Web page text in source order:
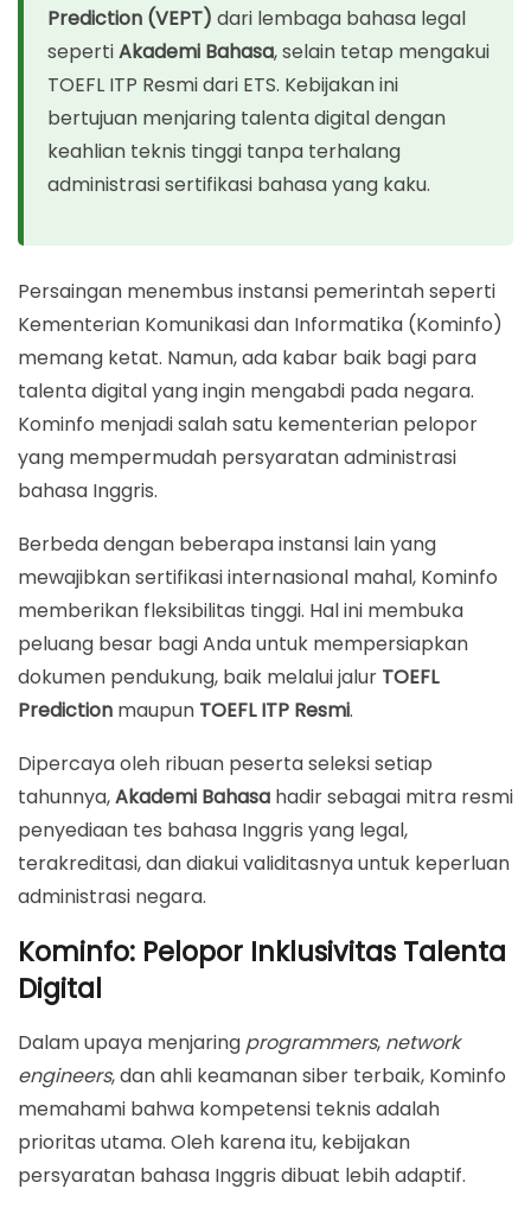
Perbandingan: TOEFL ITP vs TOEFL Prediction (VEPT)
Mengapa Memilih Akademi Bahasa?
Langkah Mudah Mendaftar Tes
FAQ – Syarat TOEFL Kominfo 2025
Siap Menjadi Bagian dari Talenta Digital Kominfo?
Prediction (VEPT) dari lembaga bahasa legal
sepertiAkademi Bahasa, selain tetap mengakui
TOEFL ITP Resmi dari ETS. Kebijakan ini
bertujuan menjaring talenta digital dengan
keahlian teknis tinggi tanpa terhalang
administrasi sertifikasi bahasa yang kaku.
Persaingan menembus instansi pemerintah seperti
Kementerian Komunikasi dan Informatika (Kominfo)
memang ketat. Namun, ada kabar baik bagi para
talenta digital yang ingin mengabdi pada negara.
Kominfo menjadi salah satu kementerian pelopor
yang mempermudah persyaratan administrasi
bahasa Inggris.
Berbeda dengan beberapa instansi lain yang
mewajibkan sertifikasi internasional mahal, Kominfo
memberikan fleksibilitas tinggi. Hal ini membuka
peluang besar bagi Anda untuk mempersiapkan
dokumen pendukung, baik melalui jalur TOEFL
Prediction maupun TOEFL ITP Resmi.
Dipercaya oleh ribuan peserta seleksi setiap
tahunnya,Akademi Bahasa hadir sebagai mitra resmi
penyediaan tes bahasa Inggris yang legal,
terakreditasi, dan diakui validitasnya untuk keperluan
administrasi negara.
Kominfo: Pelopor Inklusivitas Talenta
Digital
Dalam upaya menjaring programmers, network
engineers, dan ahli keamanan siber terbaik, Kominfo
memahami bahwa kompetensi teknis adalah
prioritas utama. Oleh karena itu, kebijakan
persyaratan bahasa Inggris dibuat lebih adaptif.